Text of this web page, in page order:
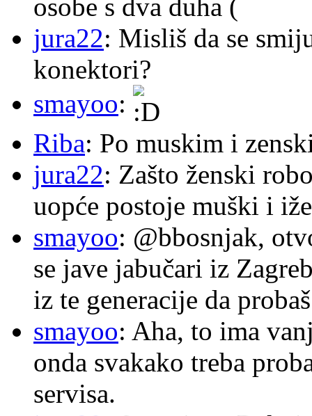
osobe s dva duha (
jura22: Misliš da se
konektori?
smayoo:
Riba: Po muskim i
jura22: Zašto ženski
uopće postoje muški i
smayoo: @bbosnjak,
se jave jabučari iz
iz te generacije da
smayoo: Aha, to ima
onda svakako treba
servisa.